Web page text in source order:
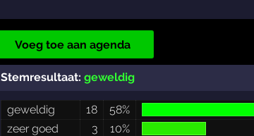
Voeg toe aan agenda
Stemresultaat: geweldig
geweldig 18
58%
zeer goed
3
10%